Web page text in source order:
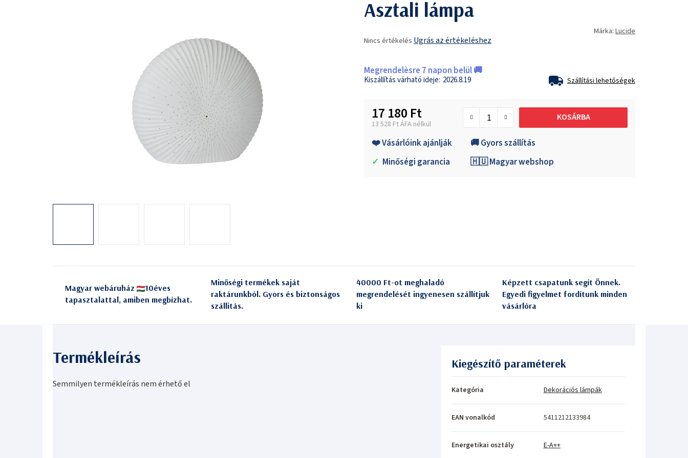
Asztali lámpa
termék
értékelése
5-
csillag.
Nincs értékelés Ugrás az értékeléshez
Márka: Lucide
Megrendelèsre 7 napon belül 🚚
2026.8.19 Szállítási lehetőségek
17 180 Ft
13 528 Ft ÁFA nélkül
KOSÁRBA
❤️ Vásárlóink ajánlják
🚚 Gyors szállítás
✓ Minőségi garancia 🇭🇺 Magyar webshop
Magyar webáruház
10éves
tapasztalattal, amiben megbízhat.
Minőségi termékek saját
raktárunkból. Gyors és biztonságos
szállitás.
40000 Ft-ot meghaladó
megrendelését ingyenesen szállítjuk
ki
Képzett csapatunk segít Önnek.
Egyedi figyelmet fordítunk minden
vásárlóra
Semmilyen termékleírás nem érhető el
Kiegészítő paraméterek
Kategória Dekorációs lámpák
EAN vonalkód 5411212133984
Energetikai osztály E-A++